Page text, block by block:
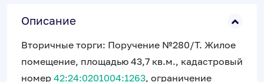
Описание
Вторичные торги: Поручение №280/Т. Жилое
помещение, площадью 43,7 кв.м., кадастровый
номер 42:24:0201004:1263, ограничение